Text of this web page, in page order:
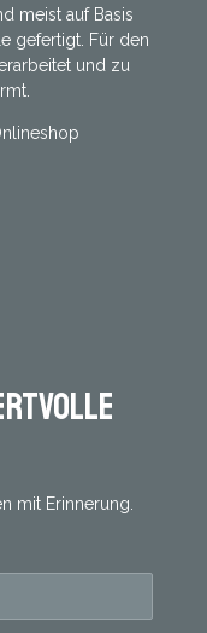
meist auf Basis
gefertigt. Für den
und zu
mit Erinnerung.